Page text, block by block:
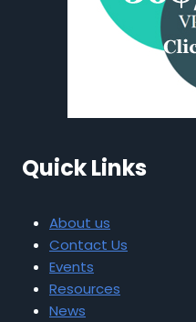
Quick Links
About us
Contact Us
Events
Resources
News